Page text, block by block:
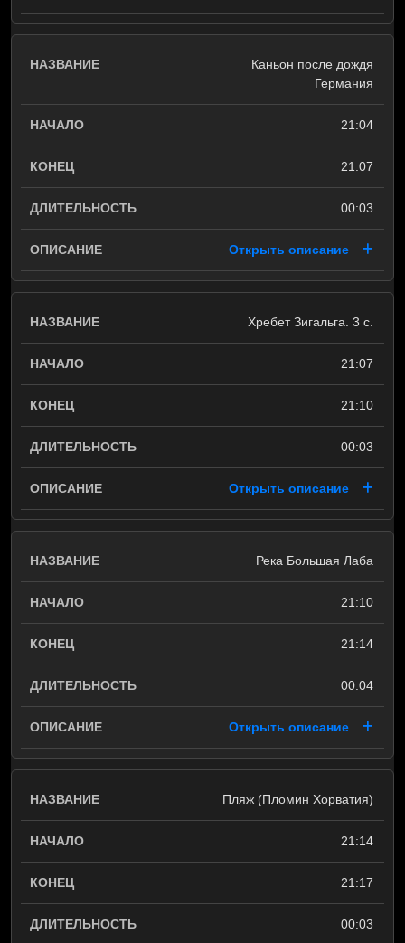
Каньон после дождя
Германия
21:04
21:07
00:03
Открыть описание
Хребет Зигальга. 3 с.
21:07
21:10
00:03
Открыть описание
Река Большая Лаба
21:10
21:14
00:04
Открыть описание
Пляж (Пломин Хорватия)
21:14
21:17
00:03